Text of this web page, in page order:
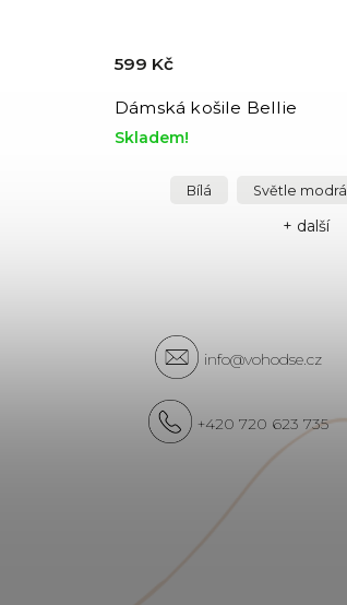
Dámská košile Bellie
Skladem!
599 Kč
Bílá Světle modrá
+ další
info@vohodse.cz
+420 720 623 735